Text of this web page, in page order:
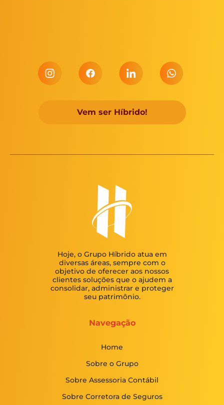
Vem ser Híbrido!
Hoje, o Grupo Híbrido atua em
diversas áreas, sempre com o
objetivo de oferecer aos nossos
clientes soluções que o ajudem a
consolidar, administrar e proteger
seu patrimônio.
Navegação
Home
Sobre o Grupo
Sobre Assessoria Contábil
Sobre Corretora de Seguros